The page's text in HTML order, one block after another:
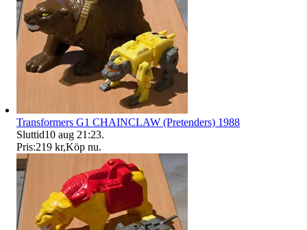
Transformers G1 CHAINCLAW (Pretenders) 1988
Sluttid10 aug 21:23.
Pris:219 kr,Köp nu.